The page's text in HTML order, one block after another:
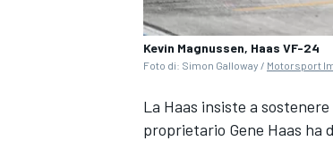
Kevin Magnussen, Haas VF-24
Foto di: Simon Galloway / Motorsport
La Haas insiste a
proprietario Gene Haas ha